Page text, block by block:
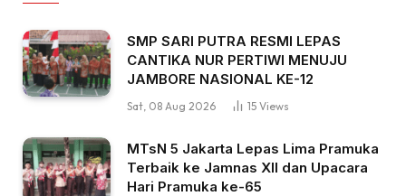
SMP SARI PUTRA RESMI LEPAS
CANTIKA NUR PERTIWI MENUJU
JAMBORE NASIONAL KE-12
Sat, 08 Aug 2026 15 Views
MTsN 5 Jakarta Lepas Lima Pramuka
Terbaik ke Jamnas XII dan Upacara
Hari Pramuka ke-65